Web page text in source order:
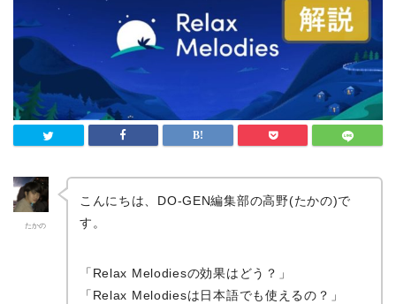
たかの
こんにちは、DO-GEN編集部の高野(たかの)で
す。
「Relax Melodiesの効果はどう？」
「Relax Melodiesは日本語でも使えるの？」